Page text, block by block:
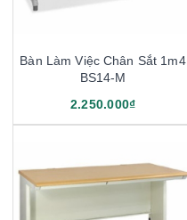
Bàn Làm Việc Chân Sắt 1m4
BS14-M
2.250.000₫